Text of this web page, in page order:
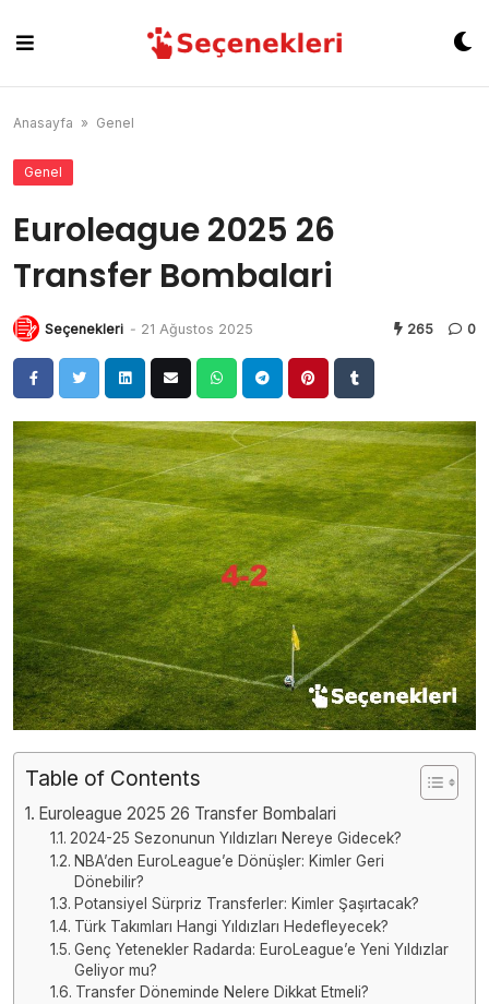
content
Anasayfa » Genel
Genel
Euroleague 2025 26
Transfer Bombalari
Seçenekleri - 21 Ağustos 2025 265 0
Table of Contents
Euroleague 2025 26 Transfer Bombalari
2024-25 Sezonunun Yıldızları Nereye Gidecek?
NBA’den EuroLeague’e Dönüşler: Kimler Geri
Dönebilir?
Potansiyel Sürpriz Transferler: Kimler Şaşırtacak?
Türk Takımları Hangi Yıldızları Hedefleyecek?
Genç Yetenekler Radarda: EuroLeague’e Yeni Yıldızlar
Geliyor mu?
Transfer Döneminde Nelere Dikkat Etmeli?